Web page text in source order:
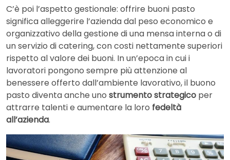
C’è poi l’aspetto gestionale: offrire buoni pasto
significa alleggerire l’azienda dal peso economico e
organizzativo della gestione di una mensa interna o di
un servizio di catering, con costi nettamente superiori
rispetto al valore dei buoni. In un’epoca in cui i
lavoratori pongono sempre più attenzione al
benessere offerto dall’ambiente lavorativo, il buono
pasto diventa anche uno strumento strategico per
attrarre talenti e aumentare la loro fedeltà
all’azienda.